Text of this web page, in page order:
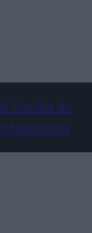
Samba de
Nakamura